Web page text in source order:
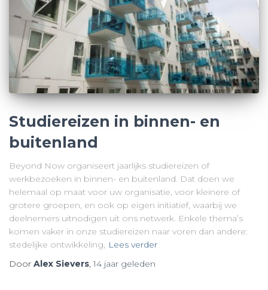
Studiereizen in binnen- en
buitenland
Beyond Now organiseert jaarlijks studiereizen of
werkbezoeken in binnen- en buitenland. Dat doen we
helemaal op maat voor uw organisatie, voor kleinere of
grotere groepen, en ook op eigen initiatief, waarbij we
deelnemers uitnodigen uit ons netwerk. Enkele thema’s
komen vaker in onze studiereizen naar voren dan andere:
stedelijke ontwikkeling, Lees verder
Door Alex Sievers,14 jaar geleden